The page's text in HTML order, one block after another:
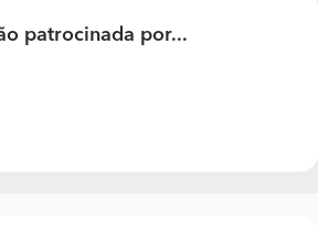
patrocinada por...